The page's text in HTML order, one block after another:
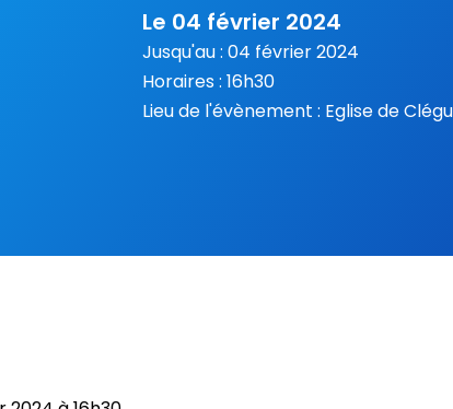
Le 04 février 2024
Jusqu'au : 04 février 2024
Horaires : 16h30
Lieu de l'évènement : Eglise de